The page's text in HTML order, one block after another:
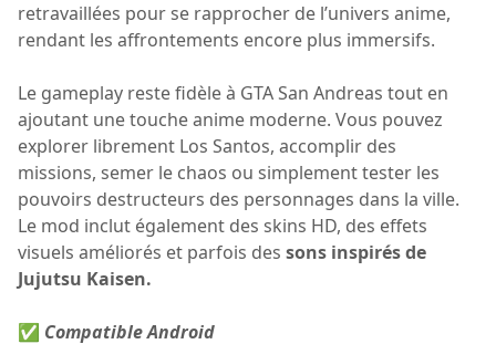
retravaillées pour se rapprocher de l’univers anime,
rendant les affrontements encore plus immersifs.
Le gameplay reste fidèle à GTA San Andreas tout en
ajoutant une touche anime moderne. Vous pouvez
explorer librement Los Santos, accomplir des
missions, semer le chaos ou simplement tester les
pouvoirs destructeurs des personnages dans la ville.
Le mod inclut également des skins HD, des effets
visuels améliorés et parfois des sons inspirés de
Jujutsu Kaisen.
✅ Compatible Android